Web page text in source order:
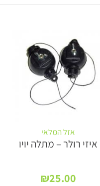
אזל המלאי
איזי רולר – מתלה יויו
₪25.00